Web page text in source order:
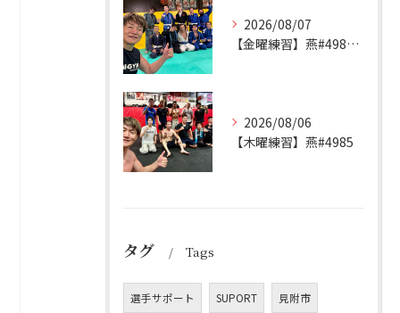
2026/08/07
【金曜練習】燕#4986見附#493
2026/08/06
【木曜練習】燕#4985
タグ Tags
選手サポート SUPORT 見附市